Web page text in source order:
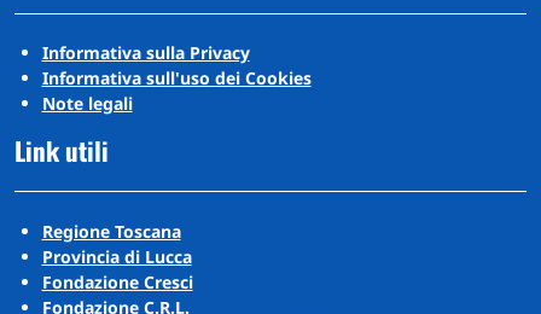
Informativa sulla Privacy
Informativa sull'uso dei Cookies
Note legali
Link utili
Regione Toscana
Provincia di Lucca
Fondazione Cresci
Fondazione C.R.L.